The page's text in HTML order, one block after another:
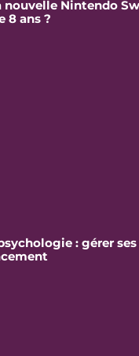
Nintendo
8 ans ?
: gérer